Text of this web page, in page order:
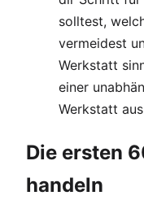
solltest,
vermeidest
Werkstatt
einer
Werkstatt
Die ersten
handeln